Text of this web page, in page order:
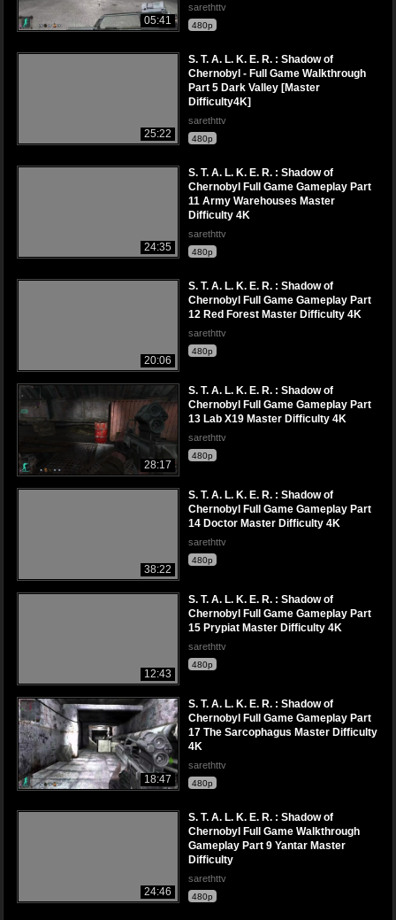
05:41
sarethttv
480p
25:22
S. T. A. L. K. E. R. : Shadow of
Chernobyl - Full Game Walkthrough
Part 5 Dark Valley [Master
Difficulty4K]
sarethttv
480p
24:35
S. T. A. L. K. E. R. : Shadow of
Chernobyl Full Game Gameplay Part
11 Army Warehouses Master
Difficulty 4K
sarethttv
480p
20:06
S. T. A. L. K. E. R. : Shadow of
Chernobyl Full Game Gameplay Part
12 Red Forest Master Difficulty 4K
sarethttv
480p
28:17
S. T. A. L. K. E. R. : Shadow of
Chernobyl Full Game Gameplay Part
13 Lab X19 Master Difficulty 4K
sarethttv
480p
38:22
S. T. A. L. K. E. R. : Shadow of
Chernobyl Full Game Gameplay Part
14 Doctor Master Difficulty 4K
sarethttv
480p
12:43
S. T. A. L. K. E. R. : Shadow of
Chernobyl Full Game Gameplay Part
15 Prypiat Master Difficulty 4K
sarethttv
480p
18:47
S. T. A. L. K. E. R. : Shadow of
Chernobyl Full Game Gameplay Part
17 The Sarcophagus Master Difficulty
4K
sarethttv
480p
24:46
S. T. A. L. K. E. R. : Shadow of
Chernobyl Full Game Walkthrough
Gameplay Part 9 Yantar Master
Difficulty
sarethttv
480p